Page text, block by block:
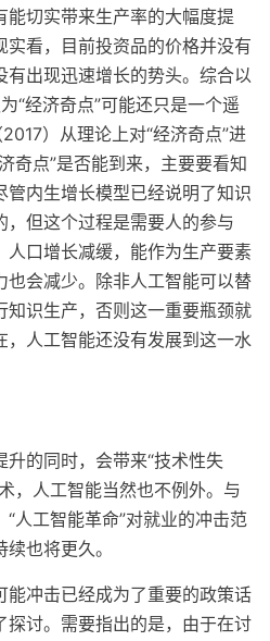
切实带来生产率的大幅度提
实看，目前投资品的价格并没有
有出现迅速增长的势头。综合以
“经济奇点”可能还只是一个遥
）从理论上对“经济奇点”进
奇点”是否能到来，主要要看知
内生增长模型已经说明了知识
但这个过程是需要人的参与
人口增长减缓，能作为生产要素
也会减少。除非人工智能可以替
知识生产，否则这一重要瓶颈就
，人工智能还没有发展到这一水
的同时，会带来“技术性失
，人工智能当然也不例外。与
人工智能革命”对就业的冲击范
也将更久。
能冲击已经成为了重要的政策话
探讨。需要指出的是，由于在讨